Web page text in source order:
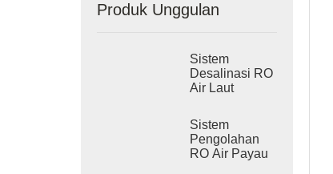
Produk Unggulan
Sistem
Desalinasi RO
Air Laut
Sistem
Pengolahan
RO Air Payau